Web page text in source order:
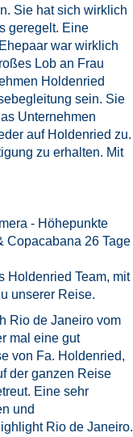
Sie hat sich wirklich
geregelt. Eine
war wirklich
Lob an Frau
Holdenried
sein. Sie
Unternehmen
auf Holdenried zu.
zu erhalten. Mit
- Höhepunkte
Copacabana 26 Tage
Holdenried Team, mit
unserer Reise.
Rio de Janeiro vom
mal eine gut
von Fa. Holdenried,
der ganzen Reise
Eine sehr
und
Rio de Janeiro.